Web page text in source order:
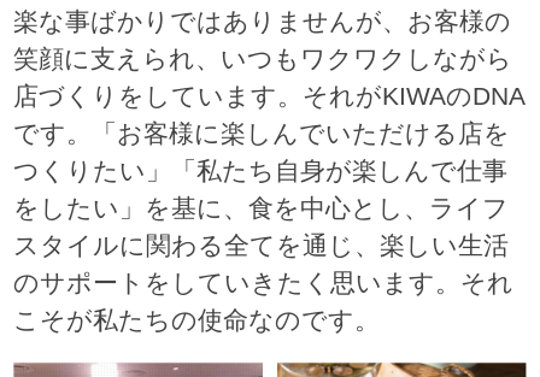
楽な事ばかりではありませんが、お客様の
笑顔に支えられ、いつもワクワクしながら
店づくりをしています。それがKIWAのDNA
です。「お客様に楽しんでいただける店を
つくりたい」「私たち自身が楽しんで仕事
をしたい」を基に、食を中心とし、ライフ
スタイルに関わる全てを通じ、楽しい生活
のサポートをしていきたく思います。それ
こそが私たちの使命なのです。